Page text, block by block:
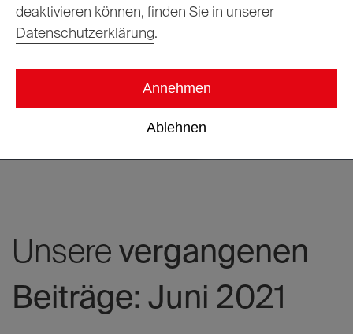
deaktivieren können, finden Sie in unserer
Datenschutzerklärung.
Annehmen
Ablehnen
Unsere vergangenen
Beiträge: Juni 2021